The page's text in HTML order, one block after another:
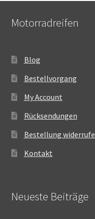
Motorradreifen
Blog
Bestellvorgang
My Account
Rücksendungen
Bestellung
Kontakt
Neueste Beiträge